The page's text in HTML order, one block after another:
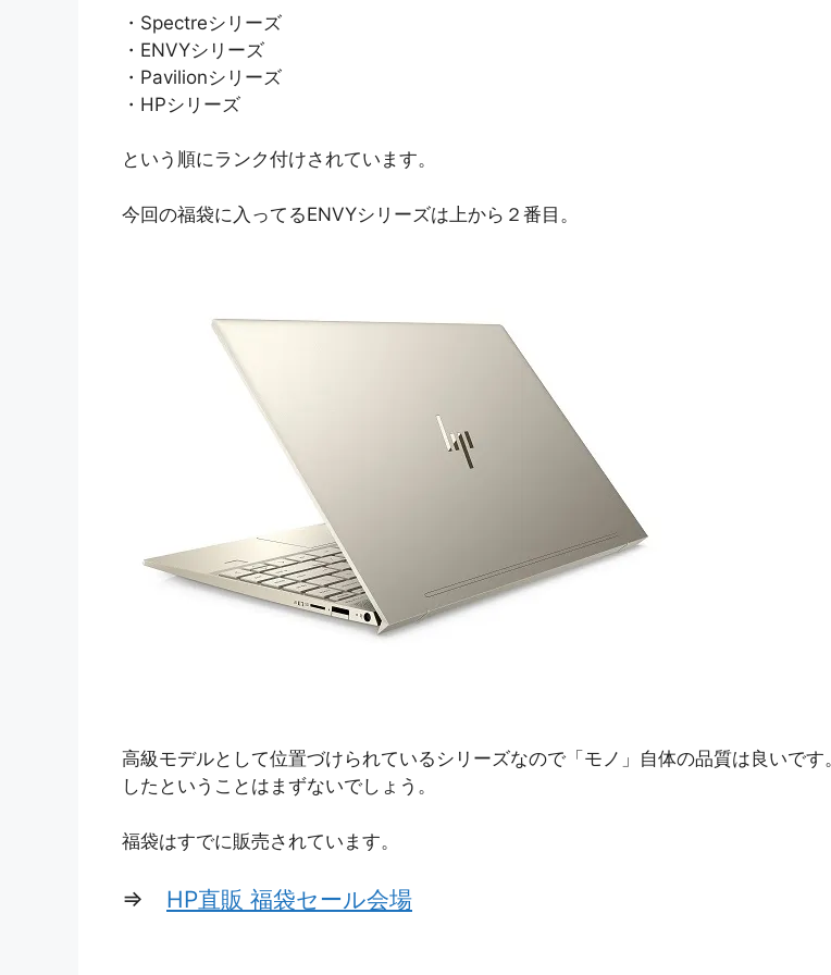
・Spectreシリーズ
・ENVYシリーズ
・Pavilionシリーズ
・HPシリーズ
という順にランク付けされています。
今回の福袋に入ってるENVYシリーズは上から２番目。
高級モデルとして位置づけられているシリーズなので「モノ」自体の品質は良いです
したということはまずないでしょう。
福袋はすでに販売されています。
⇒ HP直販 福袋セール会場